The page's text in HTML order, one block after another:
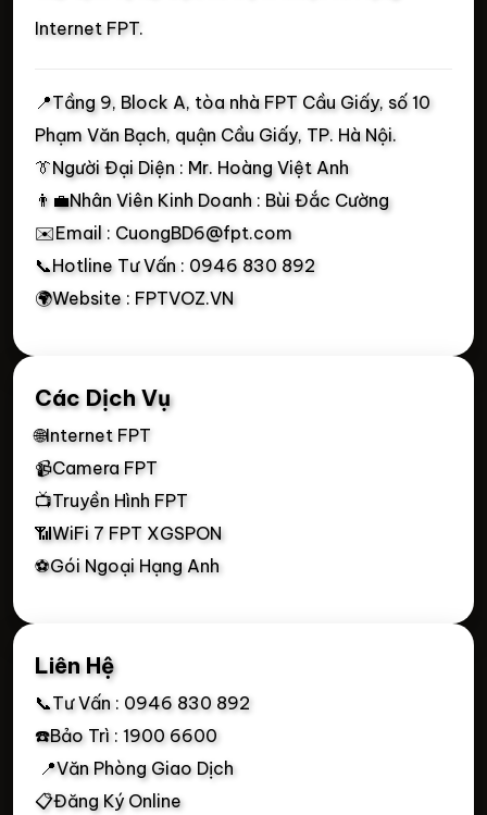
Internet FPT.
📍Tầng 9, Block A, tòa nhà FPT Cầu Giấy, số 10
Phạm Văn Bạch, quận Cầu Giấy, TP. Hà Nội.
👔Người Đại Diện : Mr. Hoàng Việt Anh
👨‍💼Nhân Viên Kinh Doanh : Bùi Đắc Cường
✉️Email : CuongBD6@fpt.com
📞Hotline Tư Vấn : 0946 830 892
🌍Website : FPTVOZ.VN
Các Dịch Vụ
🌐Internet FPT
📹Camera FPT
📺Truyền Hình FPT
📶WiFi 7 FPT XGSPON
⚽Gói Ngoại Hạng Anh
Liên Hệ
📞Tư Vấn : 0946 830 892
☎️Bảo Trì : 1900 6600
📍Văn Phòng Giao Dịch
📋Đăng Ký Online